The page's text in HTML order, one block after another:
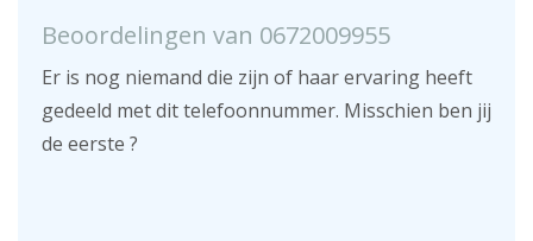
Beoordelingen van 0672009955
Er is nog niemand die zijn of haar ervaring heeft
gedeeld met dit telefoonnummer. Misschien ben jij
de eerste ?